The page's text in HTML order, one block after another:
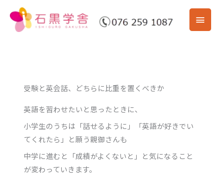
メ
イ
受験と英会話、どちらに比重を置くべきか
英語を習わせたいと思ったときに、
小学生のうちは「話せるように」「英語が好きでい
てくれたら」と願う親御さんも
中学に進むと「成績がよくないと」と気になること
が変わっていきます。